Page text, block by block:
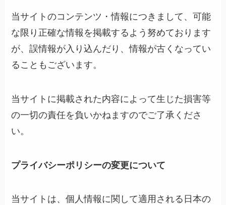
当サイトのコンテンツ・情報につきまして、可能
な限り正確な情報を掲載するよう努めております
が、誤情報が入り込んだり、情報が古くなってい
ることもございます。
当サイトに掲載された内容によって生じた損害等
の一切の責任を負いかねますのでご了承くださ
い。
プライバシーポリシーの変更について
当サイトは、個人情報に関して適用される日本の